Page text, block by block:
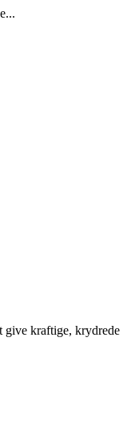
give kraftige, krydrede